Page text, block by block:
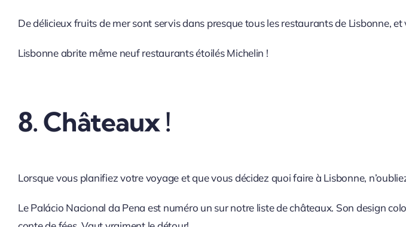
De délicieux fruits de mer sont servis dans presque tous les restaurants de Lisbonne,
Lisbonne abrite même neuf restaurants étoilés Michelin !
8. Châteaux !
Lorsque vous planifiez votre voyage et que vous décidez quoi faire à Lisbonne,
Le Palácio Nacional da Pena est numéro un sur notre liste de châteaux. Son design